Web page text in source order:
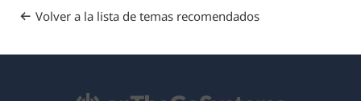
Volver a la lista de temas recomendados